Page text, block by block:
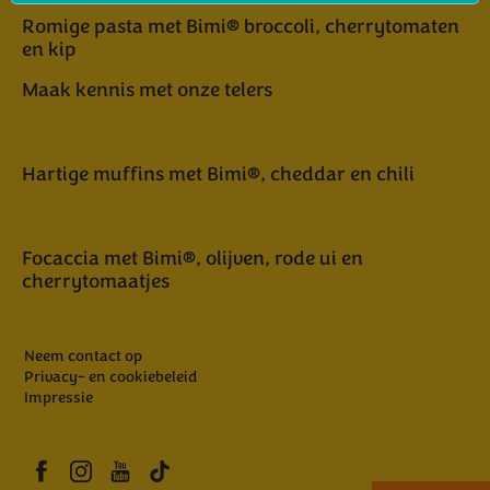
Romige pasta met Bimi® broccoli, cherrytomaten
en kip
Maak kennis met onze telers
Hartige muffins met Bimi®, cheddar en chili
Focaccia met Bimi®, olijven, rode ui en
cherrytomaatjes
Neem contact op
Privacy- en cookiebeleid
Impressie